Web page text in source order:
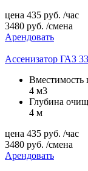
цена 435 руб. /час
3480 руб. /смена
Арендовать
Ассенизатор ГАЗ
Вместимость
4 м3
Глубина
4 м
цена 435 руб. /час
3480 руб. /смена
Арендовать